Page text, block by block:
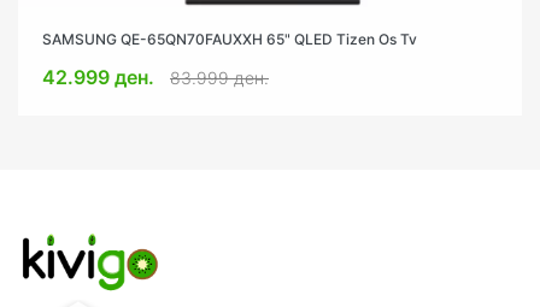
SAMSUNG QE-65QN70FAUXXH 65" QLED Tizen Os Tv
42.999 ден. 83.999 ден.
PHILIPS 55PML8709 4K Ultra Slim UltraHD Mini-LED TV
26.991 ден. 39.999 ден.